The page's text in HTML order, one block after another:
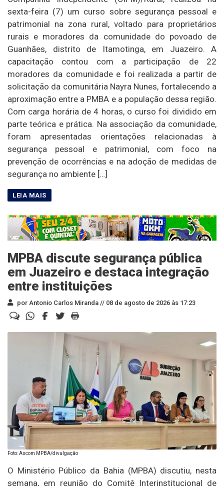
sexta-feira (7) um curso sobre segurança pessoal e
patrimonial na zona rural, voltado para proprietários
rurais e moradores da comunidade do povoado de
Guanhães, distrito de Itamotinga, em Juazeiro. A
capacitação contou com a participação de 22
moradores da comunidade e foi realizada a partir de
solicitação da comunitária Nayra Nunes, fortalecendo a
aproximação entre a PMBA e a população dessa região.
Com carga horária de 4 horas, o curso foi dividido em
parte teórica e prática. Na associação da comunidade,
foram apresentadas orientações relacionadas à
segurança pessoal e patrimonial, com foco na
prevenção de ocorrências e na adoção de medidas de
segurança no ambiente […]
MPBA discute segurança pública
em Juazeiro e destaca integração
entre instituições
por Antonio Carlos Miranda // 08 de agosto de 2026 às 17:23
Foto: Ascom MPBA/divulgação
O Ministério Público da Bahia (MPBA) discutiu, nesta
semana, em reunião do Comitê Interinstitucional de